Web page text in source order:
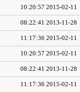
2015-02-11 10:20:57
2013-11-28 08:22:41
2015-02-11 11:17:36
2015-02-11 10:20:57
2013-11-28 08:22:41
2015-02-11 11:17:36